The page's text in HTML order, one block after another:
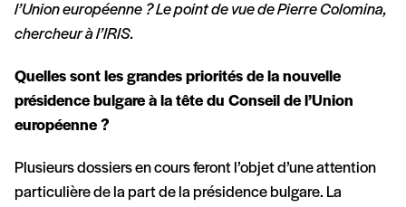
l’Union européenne ? Le point de vue de Pierre Colomina,
chercheur à l’IRIS.
Quelles sont les grandes priorités de la nouvelle
présidence bulgare à la tête du Conseil de l’Union
européenne ?
Plusieurs dossiers en cours feront l’objet d’une attention
particulière de la part de la présidence bulgare. La